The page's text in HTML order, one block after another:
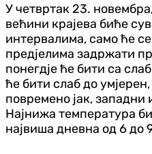
У четвртак 23.
већини крајева биће
интервалима, само ће
предјелима задржати
понегдје ће бити са
ће бити слаб до
повремено јак, западни
Најнижа температура
највиша дневна од 6 до